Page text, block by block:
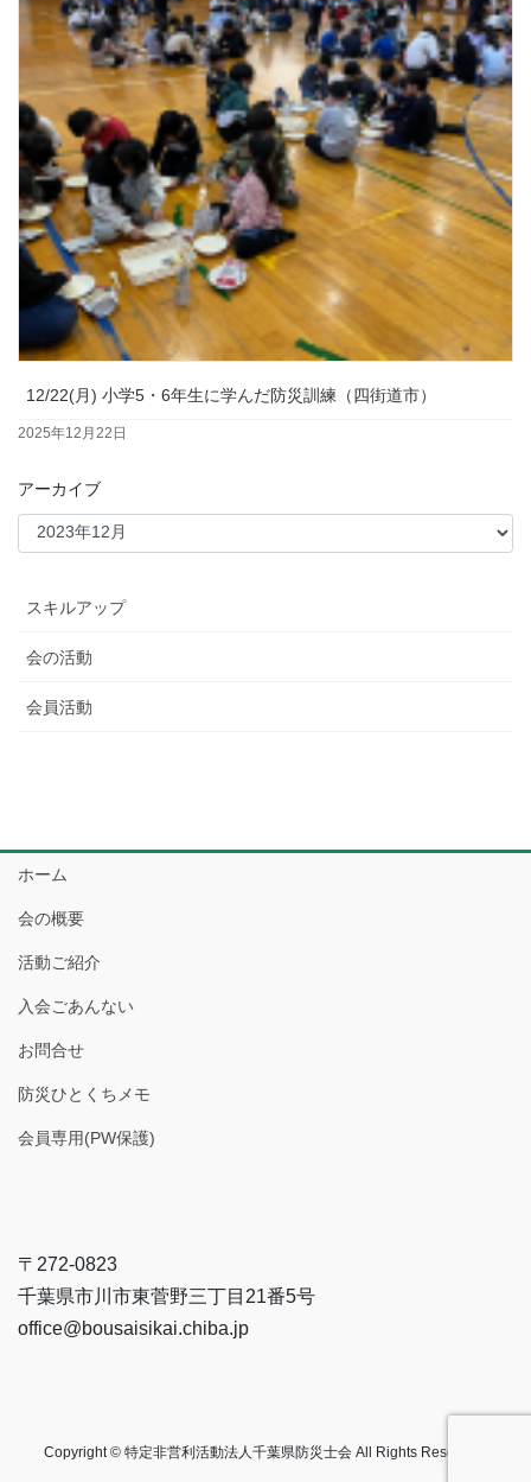
12/22(月) 小学5・6年生に学んだ防災訓練（四街道市）
2025年12月22日
アーカイブ
スキルアップ
会の活動
会員活動
ホーム
会の概要
活動ご紹介
入会ごあんない
お問合せ
防災ひとくちメモ
会員専用(PW保護)
〒272-0823
千葉県市川市東菅野三丁目21番5号
office@bousaisikai.chiba.jp
Copyright © 特定非営利活動法人千葉県防災士会 All Rights Reserved.